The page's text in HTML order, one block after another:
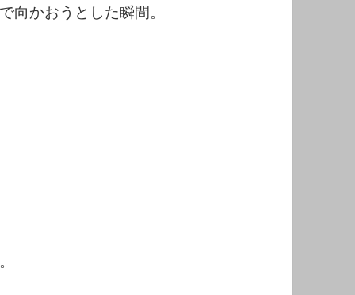
向かおうとした瞬間。